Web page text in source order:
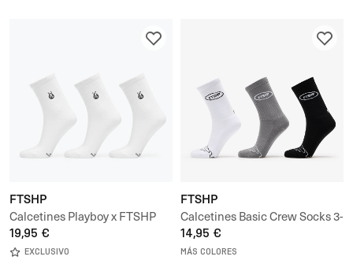
FTSHP
Calcetines Playboy x FTSHP
Socks 3 Pack
19,95 €
EXCLUSIVO
FTSHP
Calcetines Basic Crew Socks 3-
Pack
14,95 €
MÁS COLORES